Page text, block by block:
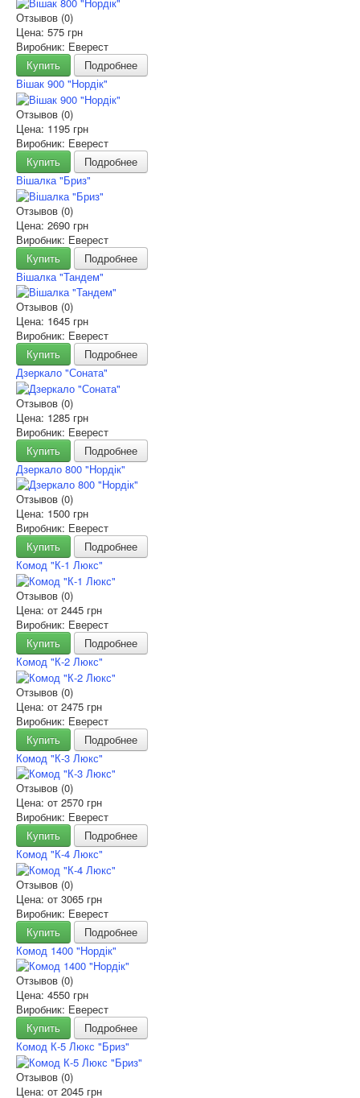
Отзывов (0)
Цена: 575 грн
Виробник: Еверест
Купить
Подробнее
Вішак 900 "Нордік"
Отзывов (0)
Цена: 1195 грн
Виробник: Еверест
Купить
Подробнее
Вішалка "Бриз"
Отзывов (0)
Цена: 2690 грн
Виробник: Еверест
Купить
Подробнее
Вішалка "Тандем"
Отзывов (0)
Цена: 1645 грн
Виробник: Еверест
Купить
Подробнее
Дзеркало "Соната"
Отзывов (0)
Цена: 1285 грн
Виробник: Еверест
Купить
Подробнее
Дзеркало 800 "Нордік"
Отзывов (0)
Цена: 1500 грн
Виробник: Еверест
Купить
Подробнее
Комод "К-1 Люкс"
Отзывов (0)
Цена: от 2445 грн
Виробник: Еверест
Купить
Подробнее
Комод "К-2 Люкс"
Отзывов (0)
Цена: от 2475 грн
Виробник: Еверест
Купить
Подробнее
Комод "К-3 Люкс"
Отзывов (0)
Цена: от 2570 грн
Виробник: Еверест
Купить
Подробнее
Комод "К-4 Люкс"
Отзывов (0)
Цена: от 3065 грн
Виробник: Еверест
Купить
Подробнее
Комод 1400 "Нордік"
Отзывов (0)
Цена: 4550 грн
Виробник: Еверест
Купить
Подробнее
Комод К-5 Люкс "Бриз"
Отзывов (0)
Цена: от 2045 грн